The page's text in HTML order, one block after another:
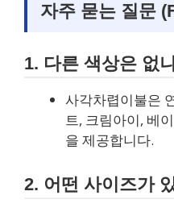
자주 묻는 질문
1. 다른 색상은 없
사각차렵이불은
트, 크림아이, 베
을 제공합니다.
2. 어떤 사이즈가